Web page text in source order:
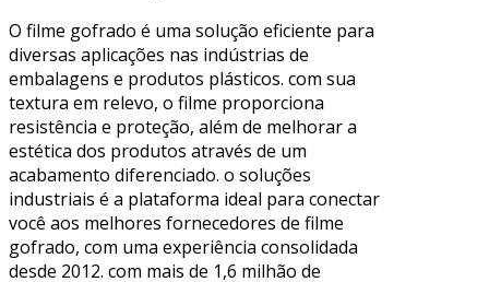
O filme gofrado é uma solução eficiente para
diversas aplicações nas indústrias de
embalagens e produtos plásticos. com sua
textura em relevo, o filme proporciona
resistência e proteção, além de melhorar a
estética dos produtos através de um
acabamento diferenciado. o soluções
industriais é a plataforma ideal para conectar
você aos melhores fornecedores de filme
gofrado, com uma experiência consolidada
desde 2012. com mais de 1,6 milhão de